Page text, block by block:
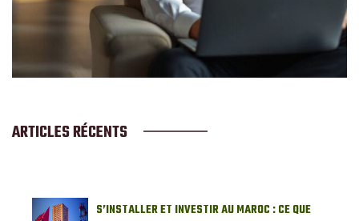
ARTICLES RÉCENTS
S’INSTALLER ET INVESTIR AU MAROC : CE QUE